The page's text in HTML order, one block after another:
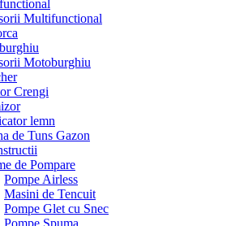
Multifunctional
Motoburghiu
Crengi
lemn
de Tuns Gazon
de Pompare
Pompe Airless
Masini de Tencuit
Pompe Glet cu Snec
Pompe Spuma